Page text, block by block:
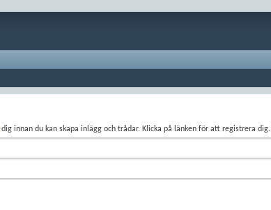
dig innan du kan skapa inlägg och trådar. Klicka på länken för att registrera dig.